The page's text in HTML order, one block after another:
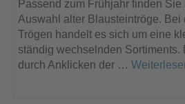
Passend zum Frühjahr finden
Auswahl alter Blausteintröge. Bei
Trögen handelt es sich um eine
ständig wechselnden Sortiments.
durch Anklicken der …